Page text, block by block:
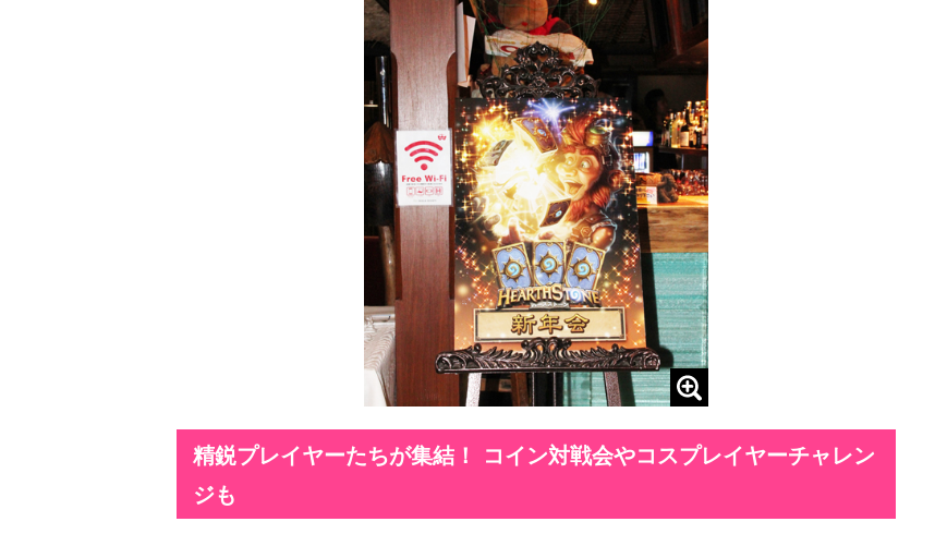
精鋭プレイヤーたちが集結！ コイン対戦会やコスプレイヤーチャレン
ジも